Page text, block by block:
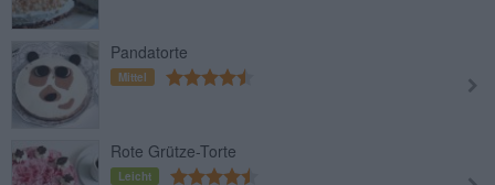
Pandatorte
Mittel
Rote Grütze-Torte
Leicht